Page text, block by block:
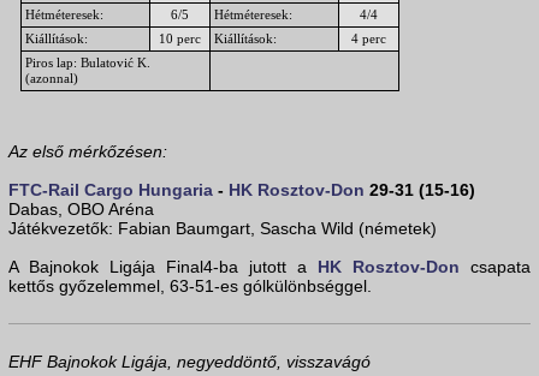
Hétméteresek:
6/5 Hétméteresek:
4/4
Kiállítások:
10 perc Kiállítások:
4 perc
Piros lap: Bulatović K.
(azonnal)
Az első mérkőzésen:
FTC-Rail Cargo Hungaria - HK Rosztov-Don 29-31 (15-16)
Dabas, OBO Aréna
Játékvezetők: Fabian Baumgart, Sascha Wild (németek)
A Bajnokok Ligája Final4-ba jutott a HK Rosztov-Don csapata
kettős győzelemmel, 63-51-es gólkülönbséggel.
EHF Bajnokok Ligája, negyeddöntő, visszavágó